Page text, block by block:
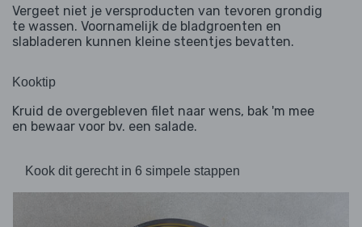
Vergeet niet je versproducten van tevoren grondig
te wassen. Voornamelijk de bladgroenten en
slabladeren kunnen kleine steentjes bevatten.
Kooktip
Kruid de overgebleven filet naar wens, bak 'm mee
en bewaar voor bv. een salade.
Kook dit gerecht in 6 simpele stappen